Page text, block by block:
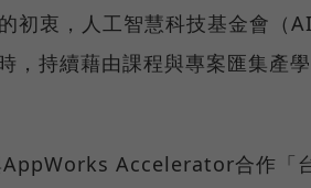
初衷，人工智慧科技基金會（
，持續藉由課程與專案匯集產
Accelerator合作「